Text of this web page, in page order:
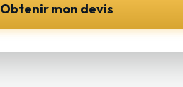
Obtenir mon devis